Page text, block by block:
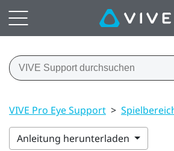
VIVE Pro Eye Support >
Anleitung herunterladen